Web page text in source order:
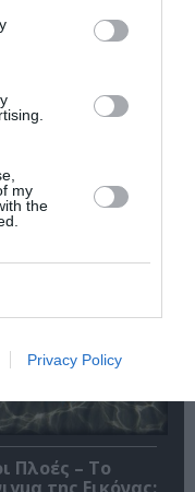
my
the
Privacy Policy
του
Η νέα
όπερα του
θέατρο
Πλοές – Το